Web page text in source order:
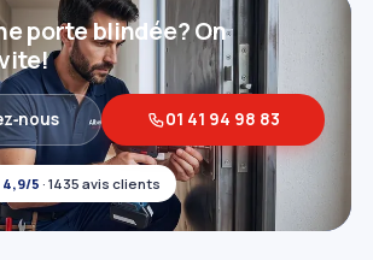
4,9/5 · 1435 avis clients
porte blindée? On
01 41 94 98 83